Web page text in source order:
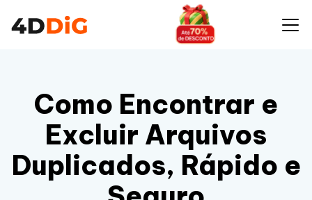
Como Encontrar e
Excluir Arquivos
Duplicados, Rápido e